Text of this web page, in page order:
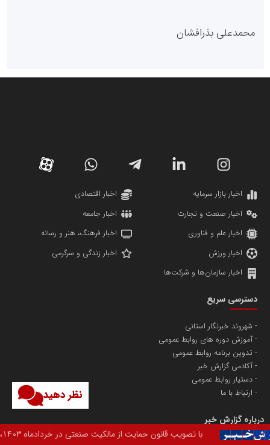
نظر دهید
پایگاه خبری گفتمان یزد
دانشگاه سئوی ایران
پایگاه اطلاع رسانی اعتلای نهادهای مردمی
تامین آهن اسفنجی تولیدکنندگان فولاد در کشور
محمدعلی بذرافشان
مریم حاج نوروز نظری
مسعودصادقی
اخبار بازار سرمایه
اخبار اقتصادی
اخبار صنعت و تجارت
اخبار جامعه
اخبار علم و فناوری
اخبار فرهنگ، هنر و رسانه
اخبار ورزش
اخبار زندگی و سرگرمی
اخبار سازمان‌ها و شرکت‌ها
دسترسی سریع
شهروند خبرنگار استانی
آموزش دوره های روابط عمومی
تدوین برنامه روابط عمومی
آکادمی گزارش خبر
دستیار روابط عمومی
ارتباط با ما
درباره گزارش خبر
ایران رقم خورد. این قانون که مشتمل بر ۱۵۰ ماده و ۱۲۸ تبصره است，به عنوان یک چارچوب حقوقی مدرن و پیشرفته، به منظور حفظ حقوق مخترعان، صاحبان علائم تجاری و دیگر فعالان حوزه‌های صنعتی تدوین شده است.